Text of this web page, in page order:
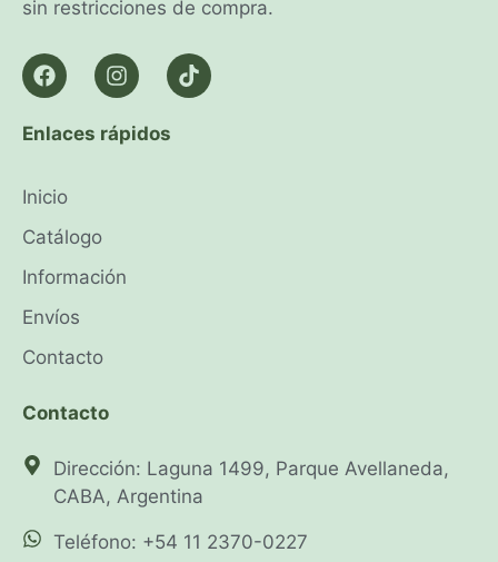
sin restricciones de compra.
Enlaces rápidos
Inicio
Catálogo
Información
Envíos
Contacto
Contacto
Dirección: Laguna 1499, Parque Avellaneda,
CABA, Argentina
Teléfono: +54 11 2370-0227